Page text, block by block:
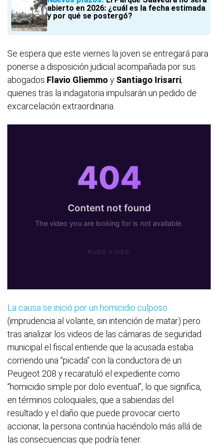
abierto en 2026: ¿cuál es la fecha estimada
y por qué se postergó?
Se espera que este viernes la joven se entregará para
ponerse a disposición judicial acompañada por sus
abogados Flavio Gliemmo y Santiago Irisarri,
quienes tras la indagatoria impulsarán un pedido de
excarcelación extraordinaria.
La causa se inició por un homicidio culposo
(imprudencia al volante, sin intención de matar) pero
tras analizar los videos de las cámaras de seguridad
municipal el fiscal entiende que la acusada estaba
corriendo una “picada” con la conductora de un
Peugeot 208 y recaratuló el expediente como
“homicidio simple por dolo eventual”, lo que significa,
en términos coloquiales, que a sabiendas del
resultado y el daño que puede provocar cierto
accionar, la persona continúa haciéndolo más allá de
las consecuencias que podría tener.